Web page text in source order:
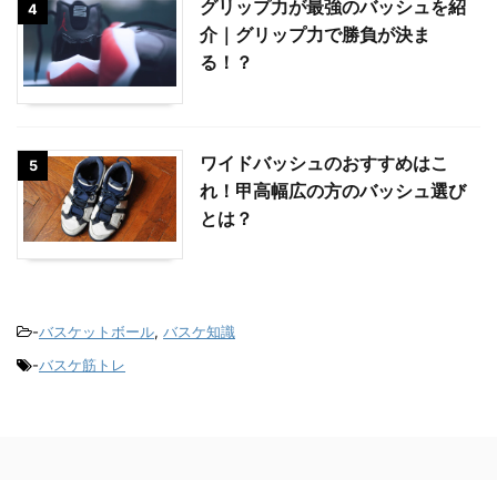
4
グリップ力が最強のバッシュを紹
介｜グリップ力で勝負が決ま
る！？
5
ワイドバッシュのおすすめはこ
れ！甲高幅広の方のバッシュ選び
とは？
-バスケットボール, バスケ知識
-バスケ筋トレ